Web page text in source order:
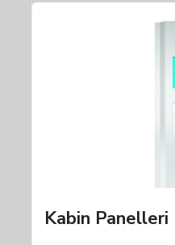
Kabin Panelleri